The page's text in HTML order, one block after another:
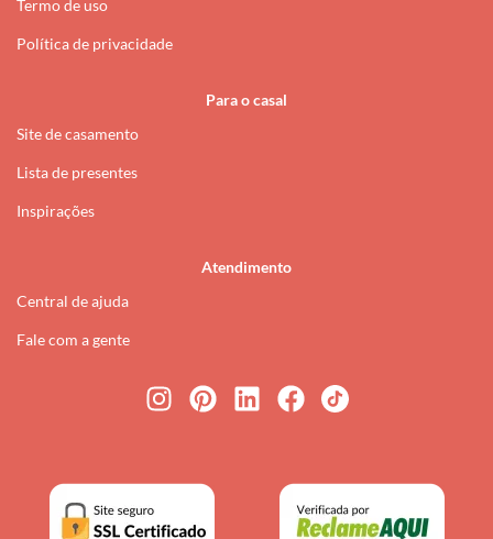
Termo de uso
Política de privacidade
Para o casal
Site de casamento
Lista de presentes
Inspirações
Atendimento
Central de ajuda
Fale com a gente